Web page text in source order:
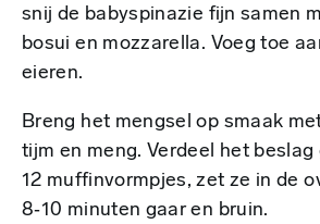
snij de babyspinazie ﬁjn samen
bosui en mozzarella. Voeg toe
eieren.
Breng het mengsel op smaak
tijm en meng. Verdeel het
12 mufﬁnvormpjes, zet ze in de
8‑10 minuten gaar en bruin.